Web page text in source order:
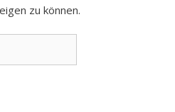
zu können.